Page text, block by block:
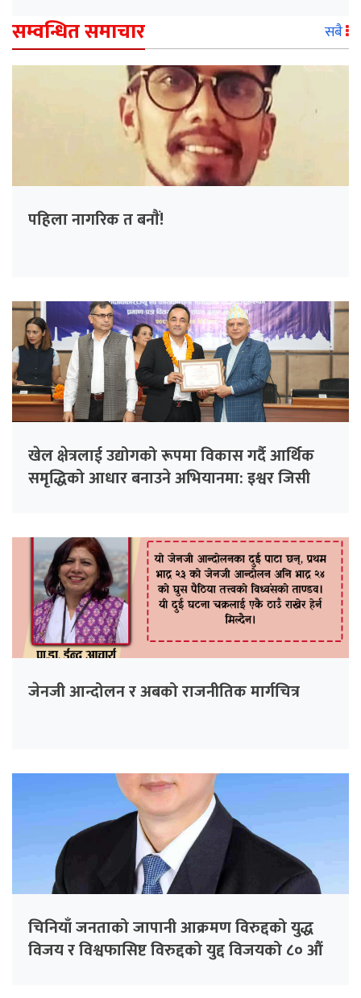
सम्वन्धित समाचार सबै
पहिला नागरिक त बनाैं!
खेल क्षेत्रलाई उद्योगको रूपमा विकास गर्दै आर्थिक
समृद्धिको आधार बनाउने अभियानमा: इश्वर जिसी
जेनजी आन्दोलन र अबको राजनीतिक मार्गचित्र
चिनियाँ जनताको जापानी आक्रमण विरुद्दको युद्ध
विजय र विश्वफासिष्ट विरुद्दको युद्द विजयको ८० औं